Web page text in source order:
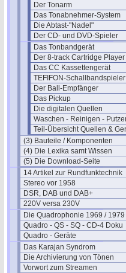
Der Tonarm
Das Tonabnehmer-System
Die Abtast-"Nadel"
Der CD- und DVD-Spieler
Das Tonbandgerät
Der 8-track Cartridge Player
Das CC Kassettengerät
TEFIFON-
Der Ball-Empfänger
Das Pickup
Die digitalen Quellen
Waschen - Reinigen -
Teil-Übersicht Quellen &
(3) Bauteile / Komponenten
(4) Die Lexika samt Wissen
(5) Die Download-Seite
14 Artikel zur Rundfunktechnik
Stereo vor 1958
DSR, DAB und DAB+
220V versa 230V
Die Quadrophonie 1969 / 1979
Quadro - QS - SQ - CD-4 Doku
Quadro - Geräte
Das Karajan Syndrom
Die Archivierung von Tönen
Vorwort zum Streamen